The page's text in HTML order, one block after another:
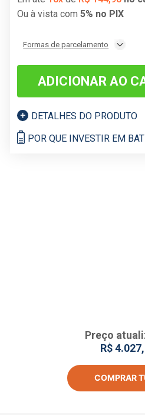
Ou à vista com5% no PIX
Formas de parcelamento
ADICIONAR AO
DETALHES DO PRODUTO
POR QUE INVESTIR EM
Preço
R$
COMPRAR